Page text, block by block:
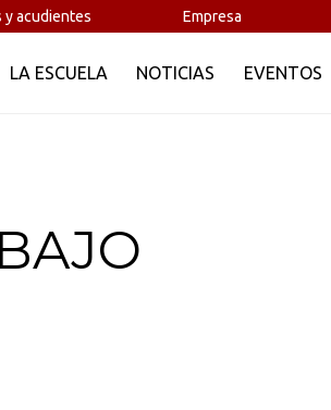
y acudientes Empresa
LA ESCUELA NOTICIAS EVENTOS